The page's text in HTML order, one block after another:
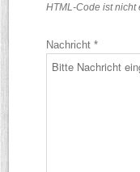
HTML-Code ist nicht
Nachricht *